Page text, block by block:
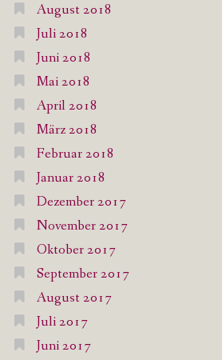
August 2018
Juli 2018
Juni 2018
Mai 2018
April 2018
März 2018
Februar 2018
Januar 2018
Dezember 2017
November 2017
Oktober 2017
September 2017
August 2017
Juli 2017
Juni 2017